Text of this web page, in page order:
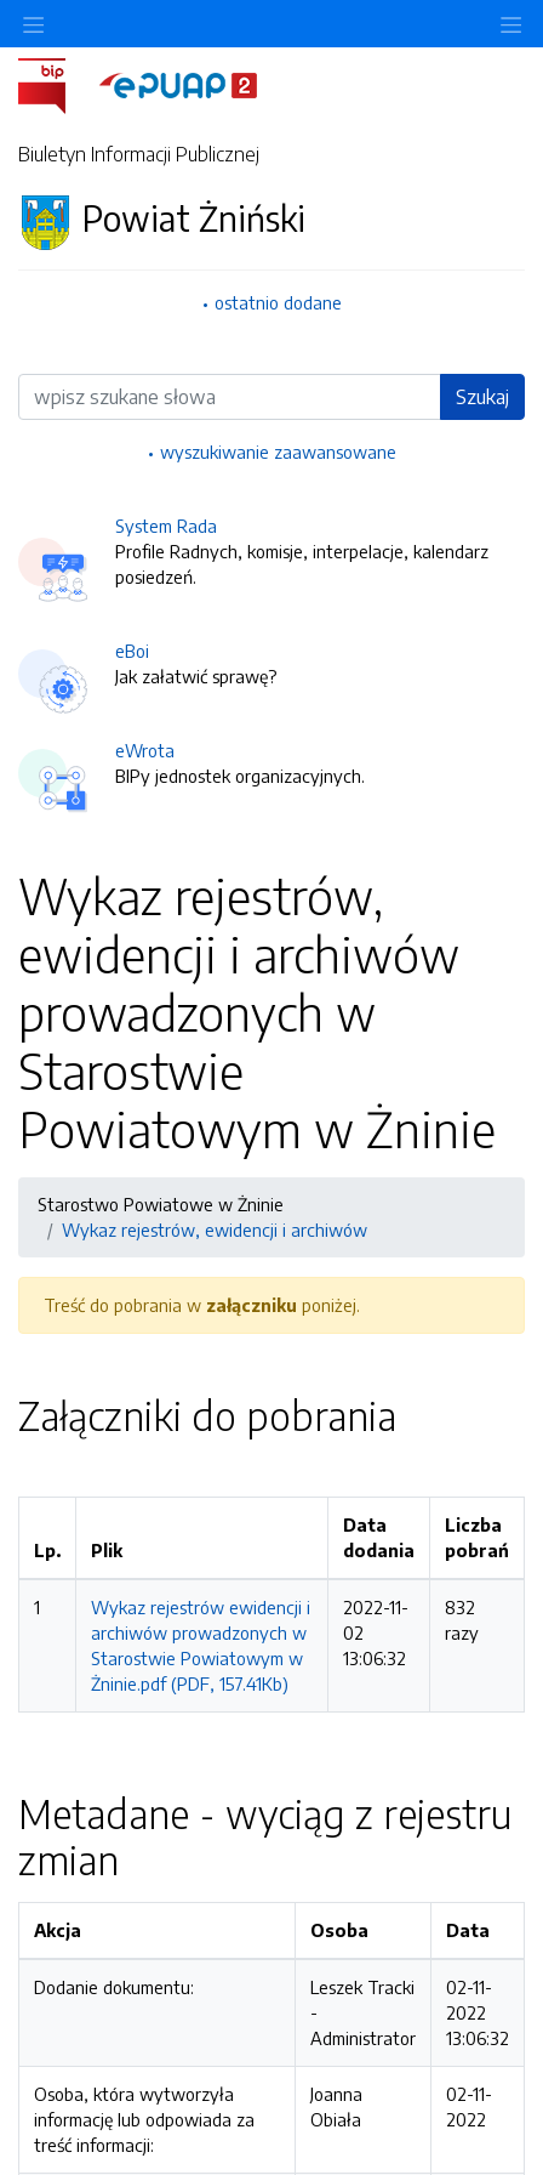
Biuletyn Informacji Publicznej
Powiat Żniński
ostatnio dodane
Wyszukiwarka Szukaj
wyszukiwanie zaawansowane
System Rada
Profile Radnych, komisje, interpelacje, kalendarz
posiedzeń.
eBoi
Jak załatwić sprawę?
eWrota
BIPy jednostek organizacyjnych.
Wykaz rejestrów,
ewidencji i archiwów
prowadzonych w
Starostwie
Powiatowym w Żninie
Starostwo Powiatowe w Żninie
Wykaz rejestrów, ewidencji i archiwów
Treść do pobrania w załączniku poniżej.
Załączniki do pobrania
Lp. Plik
Data
dodania
Liczba
pobrań
1
Wykaz rejestrów ewidencji i
archiwów prowadzonych w
Starostwie Powiatowym w
Żninie.pdf (PDF, 157.41Kb)
2022-11-
02
13:06:32
832
razy
Metadane - wyciąg z rejestru
zmian
Akcja Osoba Data
Dodanie dokumentu:
Leszek Tracki
-
Administrator
02-11-
2022
13:06:32
Osoba, która wytworzyła
informację lub odpowiada za
treść informacji:
Joanna
Obiała
02-11-
2022